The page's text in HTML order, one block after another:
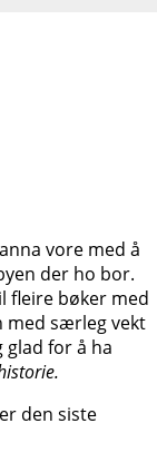
vore med å
der ho bor.
fleire bøker med
med særleg vekt
for å ha
den siste